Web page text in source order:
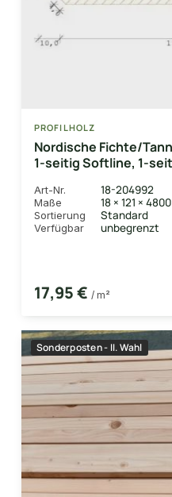
PROFILHOLZ
Nordische Fichte/
1-seitig Softline, 1-
Art-Nr. 18-204992
Maße 18 × 121 ×
Sortierung Standard
Verfügbar unbegrenzt
17,95 € / m²
Sonderposten - II. Wahl